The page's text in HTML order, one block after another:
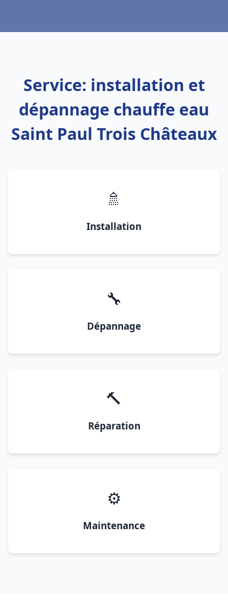
Service: installation et
dépannage chauffe eau
Saint Paul Trois Châteaux
🚿
Installation
🔧
Dépannage
🔨
Réparation
⚙️
Maintenance